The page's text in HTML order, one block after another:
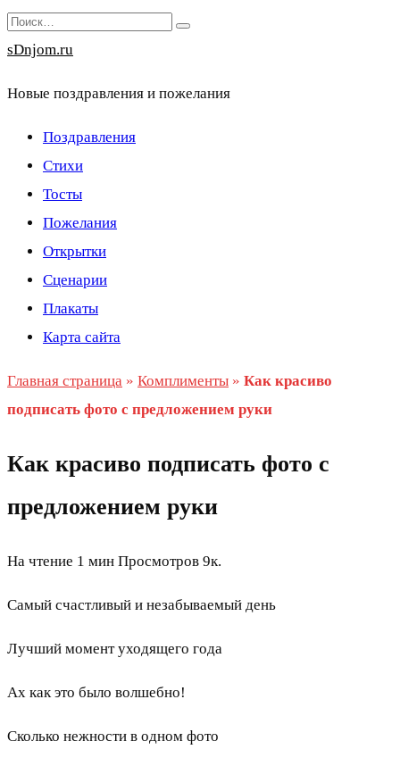
Перейти
к
Search
for:
sDnjom.ru
Новые поздравления и пожелания
Поздравления
Стихи
Тосты
Пожелания
Открытки
Сценарии
Плакаты
Карта сайта
Главная страница » Комплименты » Как красиво
подписать фото с предложением руки
Как красиво подписать фото с
предложением руки
На чтение 1 мин Просмотров 9к.
Самый счастливый и незабываемый день
Лучший момент уходящего года
Ах как это было волшебно!
Сколько нежности в одном фото